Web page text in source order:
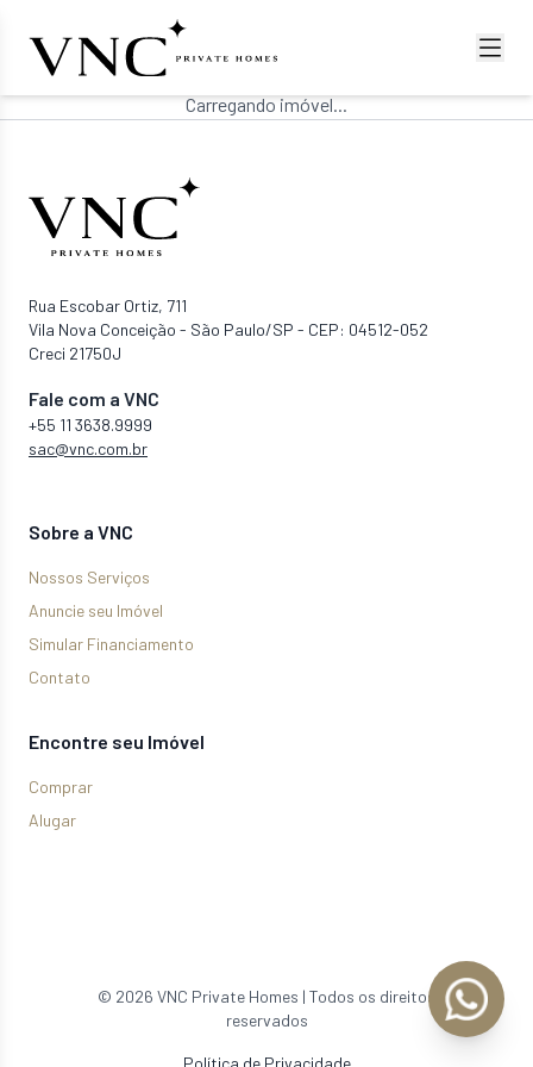
Carregando imóvel...
Rua Escobar Ortiz, 711
Vila Nova Conceição - São Paulo/SP - CEP: 04512-052
Creci 21750J
Fale com a VNC
+55 11 3638.9999
sac@vnc.com.br
Sobre a VNC
Nossos Serviços
Anuncie seu Imóvel
Simular Financiamento
Contato
Encontre seu Imóvel
Comprar
Alugar
© 2026 VNC Private Homes | Todos os direitos
reservados
Política de Privacidade